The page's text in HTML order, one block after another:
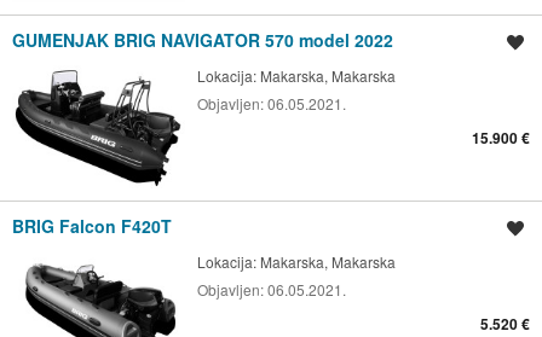
GUMENJAK BRIG NAVIGATOR 570 model 2022
Lokacija: Makarska, Makarska
Objavljen:06.05.2021.
15.900 €
BRIG Falcon F420T
Lokacija: Makarska, Makarska
Objavljen:06.05.2021.
5.520 €